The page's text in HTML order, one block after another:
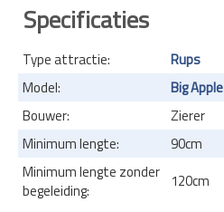
Specificaties
Type attractie:
Rups
Model:
Big Apple
Bouwer:
Zierer
Minimum lengte:
90cm
Minimum lengte zonder
begeleiding:
120cm